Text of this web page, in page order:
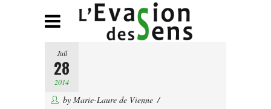
Juil
28
2014
by Marie-Laure de Vienne